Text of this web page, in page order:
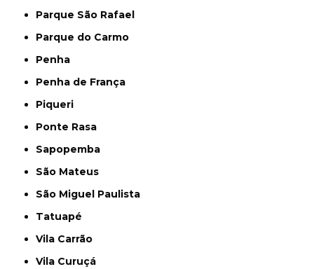
Parque São Rafael
Parque do Carmo
Penha
Penha de França
Piqueri
Ponte Rasa
Sapopemba
São Mateus
São Miguel Paulista
Tatuapé
Vila Carrão
Vila Curuçá